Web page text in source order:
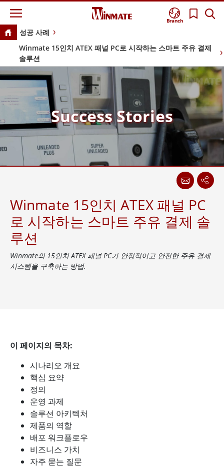
Branch
성공 사례
Winmate 15인치 ATEX 패널 PC로 시작하는 스마트 주유 결제
솔루션
Success Stories
Winmate 15인치 ATEX 패널 PC
로 시작하는 스마트 주유 결제 솔
루션
Winmate의 15인치 ATEX 패널 PC가 안정적이고 안전한 주유 결제
시스템을 구축하는 방법.
이 페이지의 목차:
시나리오 개요
핵심 요약
정의
운영 과제
솔루션 아키텍처
제품의 역할
배포 워크플로우
비즈니스 가치
자주 묻는 질문